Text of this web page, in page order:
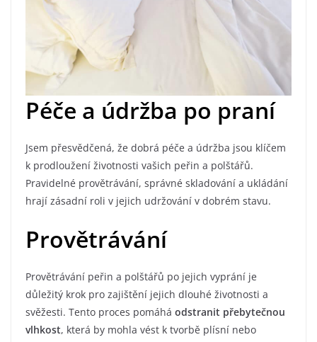
Péče a údržba po praní
Jsem přesvědčená, že dobrá péče a údržba jsou klíčem
k prodloužení životnosti vašich peřin a polštářů.
Pravidelné provětrávání, správné skladování a ukládání
hrají zásadní roli v jejich udržování v dobrém stavu.
Provětrávání
Provětrávání peřin a polštářů po jejich vyprání je
důležitý krok pro zajištění jejich dlouhé životnosti a
svěžesti. Tento proces pomáhá odstranit přebytečnou
vlhkost, která by mohla vést k tvorbě plísní nebo